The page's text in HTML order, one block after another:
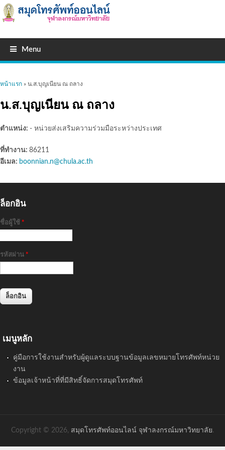
Menu
คุณอยู่ที่นี่
หน้าแรก » น.ส.บุญเนียน ณ ถลาง
น.ส.บุญเนียน ณ ถลาง
ตำแหน่ง: - หน่วยส่งเสริมความร่วมมือระหว่างประเทศ
ที่ทำงาน: 86211
อีเมล: boonnian.n@chula.ac.th
ล็อกอิน
ชื่อผู้ใช้ *
รหัสผ่าน *
เมนูหลัก
คู่มือการใช้งานสำหรับผู้ดูแลระบบฐานข้อมูลเลขหมายโทรศัพท์หน่วย
งาน
ข้อมูลเจ้าหน้าที่ที่มีสิทธิ์จัดการสมุดโทรศัพท์
Copyright © 2026, สมุดโทรศัพท์ออนไลน์ จุฬาลงกรณ์มหาวิทยาลัย.